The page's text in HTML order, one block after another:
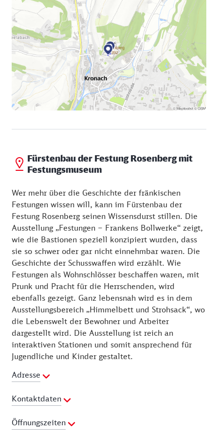
Besitz befindet. Als besonderer Höhepunkt gilt
Besuchern die Führung durch das umfangreiche
unterirdische Gangsystem.
Fürstenbau der Festung Rosenberg mit
Festungsmuseum
Wer mehr über die Geschichte der fränkischen
Festungen wissen will, kann im Fürstenbau der
Festung Rosenberg seinen Wissensdurst stillen. Die
Ausstellung „Festungen – Frankens Bollwerke“ zeigt,
wie die Bastionen speziell konzipiert wurden, dass
sie so schwer oder gar nicht einnehmbar waren. Die
Geschichte der Schusswaffen wird erzählt. Wie
Festungen als Wohnschlösser beschaffen waren, mit
Prunk und Pracht für die Herrschenden, wird
ebenfalls gezeigt. Ganz lebensnah wird es in dem
Ausstellungsbereich „Himmelbett und Strohsack“, wo
die Lebenswelt der Bewohner und Arbeiter
dargestellt wird. Die Ausstellung ist reich an
interaktiven Stationen und somit ansprechend für
Jugendliche und Kinder gestaltet.
Adresse
Kontaktdaten
Telefon:09261 60410
E-Mail Adresse:
Öffnungszeiten